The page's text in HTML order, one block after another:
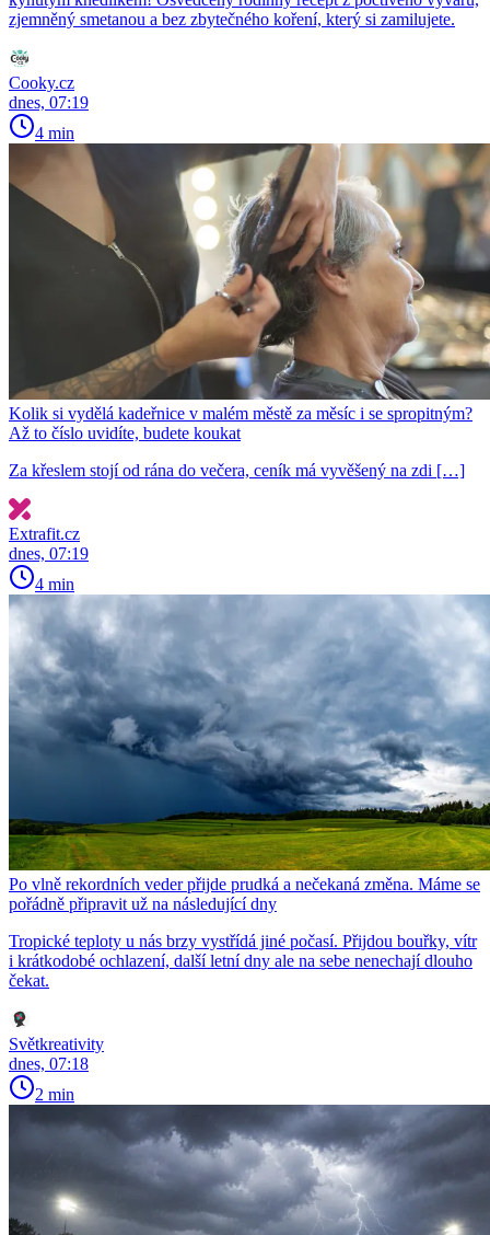
zjemněný smetanou a bez zbytečného koření, který si zamilujete.
Cooky.cz
dnes, 07:19
4 min
Kolik si vydělá kadeřnice v malém městě za měsíc i se spropitným?
Až to číslo uvidíte, budete koukat
Za křeslem stojí od rána do večera, ceník má vyvěšený na zdi […]
Extrafit.cz
dnes, 07:19
4 min
Po vlně rekordních veder přijde prudká a nečekaná změna. Máme se
pořádně připravit už na následující dny
Tropické teploty u nás brzy vystřídá jiné počasí. Přijdou bouřky, vítr
i krátkodobé ochlazení, další letní dny ale na sebe nenechají dlouho
čekat.
Světkreativity
dnes, 07:18
2 min